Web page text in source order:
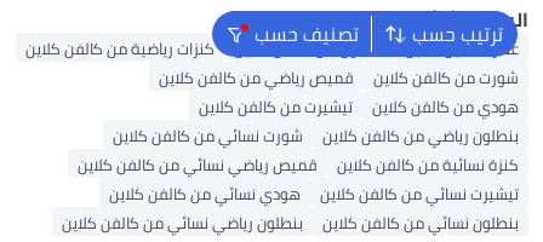
ترتيب حسب تصنيف حسب البحث الشائع
عطر كالفين كلاين بنطلون من كالفن كلاين
كنزات رياضية من كالفن كلاين
شورت من كالفن كلاين
قميص رياضي من كالفن كلاين
هودي من كالفن كلاين
تيشيرت من كالفن كلاين
بنطلون رياضي من كالفن كلاين
شورت نسائي من كالفن كلاين
كنزة نسائية من كالفن كلاين
قميص رياضي نسائي من كالفن كلاين
تيشيرت نسائي من كالفن كلاين
هودي نسائي من كالفن كلاين
بنطلون نسائي من كالفن كلاين
بنطلون رياضي نسائي من كالفن كلاين